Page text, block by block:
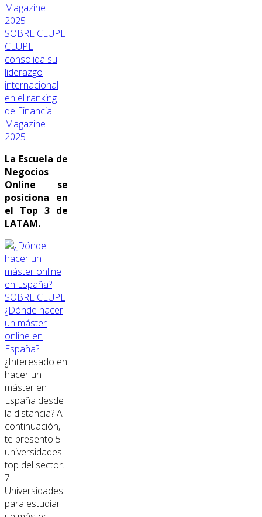
SOBRE CEUPE
CEUPE
consolida su
liderazgo
internacional
en el ranking
de Financial
Magazine
2025
La Escuela de
Negocios
Online se
posiciona en
el Top 3 de
LATAM.
SOBRE CEUPE
¿Dónde hacer
un máster
online en
España?
¿Interesado en
hacer un
máster en
España desde
la distancia? A
continuación,
te presento 5
universidades
top del sector.
7
Universidades
para estudiar